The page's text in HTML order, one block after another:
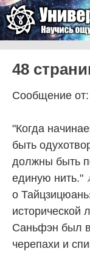
48
Сообщение
"Когда
быть
должны быть
единую нить."
о
исторической
Саньфэн был
черепахи и